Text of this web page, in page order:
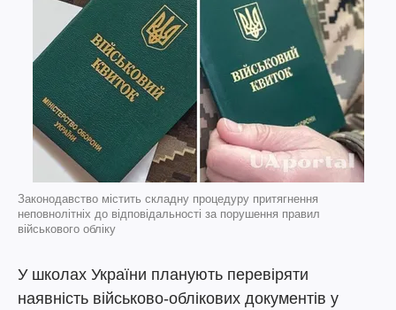
Законодавство містить складну процедуру притягнення
неповнолітніх до відповідальності за порушення правил
військового обліку
У школах України планують перевіряти
наявність військово-облікових документів у